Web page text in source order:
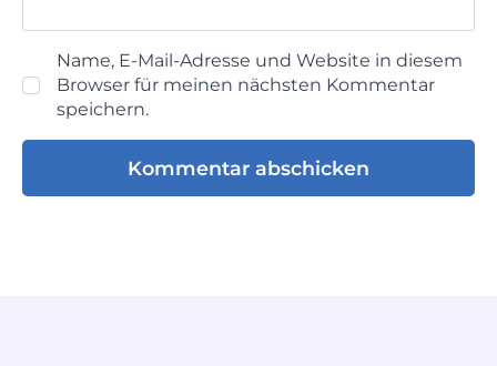
Name, E-Mail-Adresse und Website in diesem
Browser für meinen nächsten Kommentar
speichern.